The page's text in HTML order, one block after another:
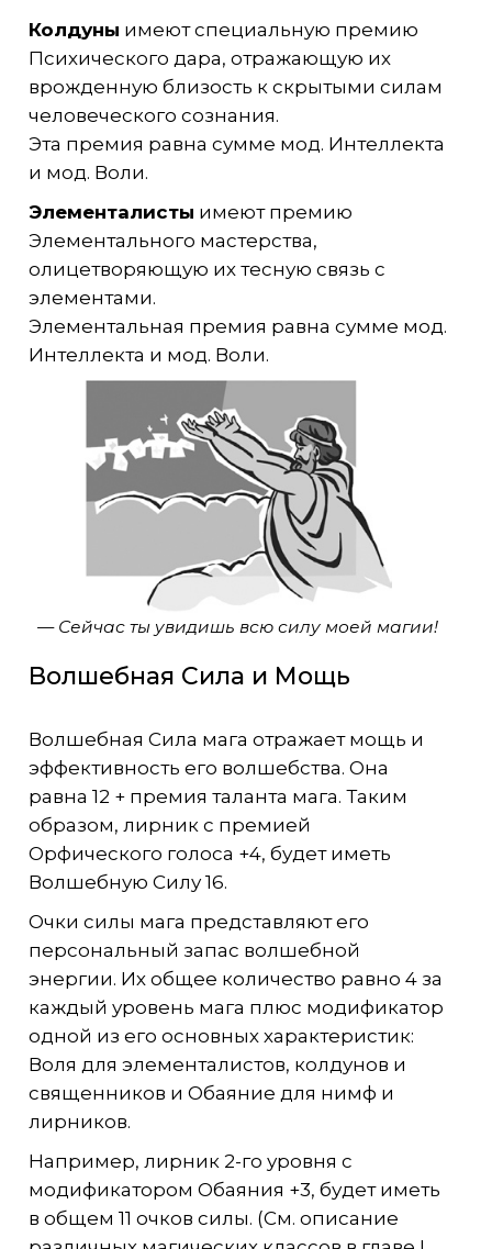
Колдуны имеют специальную премию
Психического дара, отражающую их
врожденную близость к скрытыми силам
человеческого сознания.
Эта премия равна сумме мод. Интеллекта
и мод. Воли.
Элементалисты имеют премию
Элементального мастерства,
олицетворяющую их тесную связь с
элементами.
Элементальная премия равна сумме мод.
Интеллекта и мод. Воли.
— Сейчас ты увидишь всю силу моей магии!
Волшебная Сила и Мощь
Волшебная Сила мага отражает мощь и
эффективность его волшебства. Она
равна 12 + премия таланта мага. Таким
образом, лирник с премией
Орфического голоса +4, будет иметь
Волшебную Силу 16.
Очки силы мага представляют его
персональный запас волшебной
энергии. Их общее количество равно 4 за
каждый уровень мага плюс модификатор
одной из его основных характеристик:
Воля для элементалистов, колдунов и
священников и Обаяние для нимф и
лирников.
Например, лирник 2-го уровня с
модификатором Обаяния +3, будет иметь
в общем 11 очков силы. (См. описание